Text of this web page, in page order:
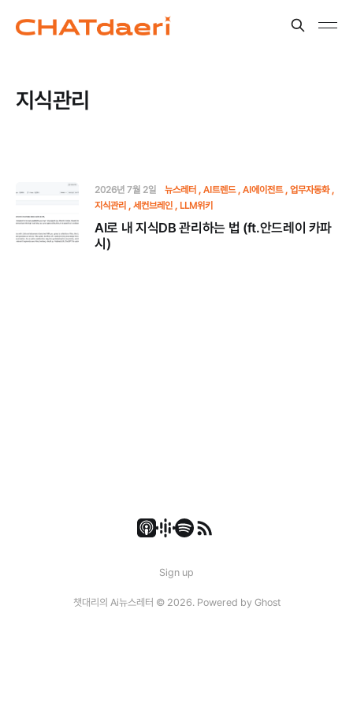
지식관리
2026년 7월 2일 뉴스레터 AI트렌드 AI에이전트
업무자동화
지식관리
세컨브레인 LLM위키
AI로 내 지식DB 관리하는 법 (ft.안드레이 카파
시)
Sign up
챗대리의 Ai뉴스레터 © 2026. Powered by Ghost